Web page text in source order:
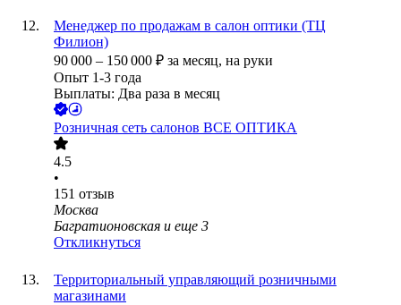
Менеджер по продажам в салон оптики (ТЦ
Филион)
90 000 – 150 000 ₽ за месяц, на руки
Опыт 1-3 года
Выплаты: Два раза в месяц
Розничная сеть салонов ВСЕ ОПТИКА
4.5
•
151 отзыв
Москва
Багратионовская и еще 3
Откликнуться
Территориальный управляющий розничными
магазинами